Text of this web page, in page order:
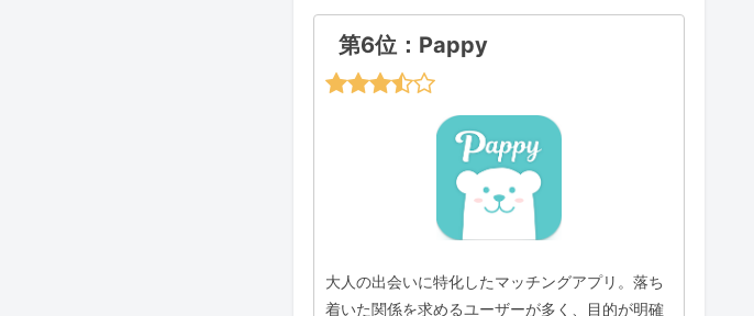
第6位：Pappy
大人の出会いに特化したマッチングアプリ。落ち
着いた関係を求めるユーザーが多く、目的が明確